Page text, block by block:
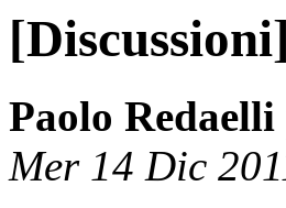
Paolo Redaelli
Mer 14 Dic